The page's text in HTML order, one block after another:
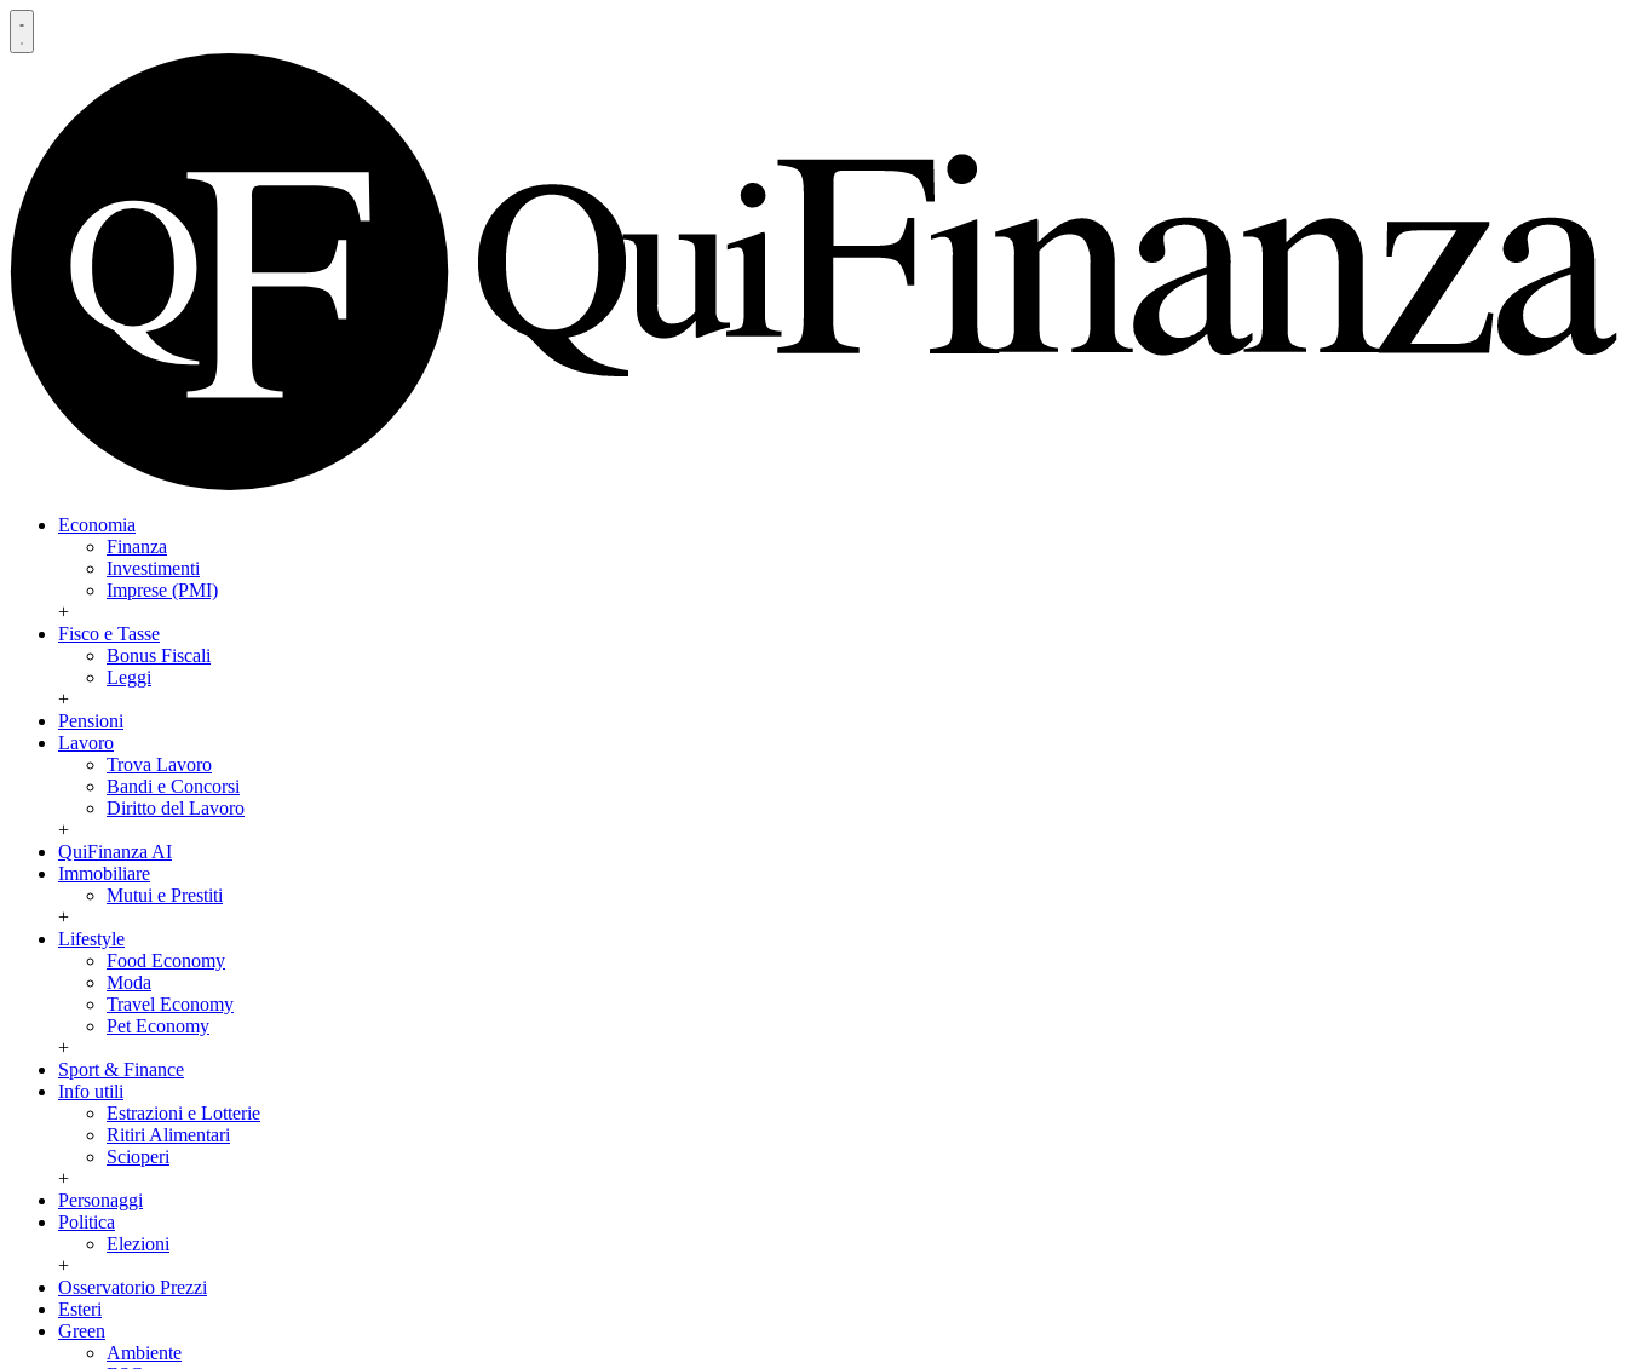
Economia
Finanza
Investimenti
Imprese (PMI)
+
Fisco e Tasse
Bonus Fiscali
Leggi
+
Pensioni
Lavoro
Trova Lavoro
Bandi e Concorsi
Diritto del Lavoro
+
QuiFinanza AI
Immobiliare
Mutui e Prestiti
+
Lifestyle
Food Economy
Moda
Travel Economy
Pet Economy
+
Sport & Finance
Info utili
Estrazioni e Lotterie
Ritiri Alimentari
Scioperi
+
Personaggi
Politica
Elezioni
+
Osservatorio Prezzi
Esteri
Green
Ambiente